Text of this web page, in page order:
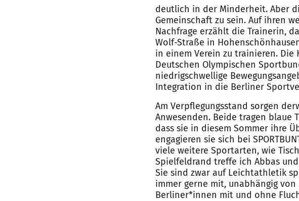
deutlich in der Minderheit. Aber
Gemeinschaft zu sein. Auf ihren
Nachfrage erzählt die Trainerin,
Wolf-Straße in
in einem Verein zu trainieren.
Deutschen Olympischen
niedrigschwellige
Integration in die Berliner
Am Verpflegungsstand sorgen
Anwesenden. Beide tragen blaue
dass sie in diesem Sommer ihre
engagieren sie sich bei
viele weitere Sportarten, wie
Spielfeldrand treffe ich Abbas
Sie sind zwar auf Leichtathletik
immer gerne mit, unabhängig
Berliner*innen mit und ohne